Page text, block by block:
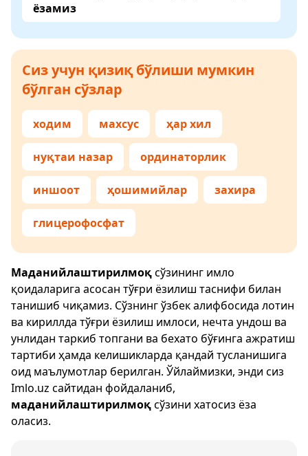
ёзамиз
Сиз учун қизиқ бўлиши мумкин
бўлган сўзлар
ходим махсус ҳар хил
нуқтаи назар ординаторлик
иншоот ҳошимийлар захира
глицерофосфат
Маданийлаштирилмоқсўзининг имло
қоидаларига асосан тўғри ёзилиш таснифи билан
танишиб чиқамиз. Сўзнинг ўзбек алифбосида лотин
ва кириллда тўғри ёзилиш имлоси, нечта ундош ва
унлидан таркиб топгани ва бехато бўғинга ажратиш
тартиби ҳамда келишикларда қандай тусланишига
оид маълумотлар берилган. Ўйлаймизки, энди сиз
Imlo.uz сайтидан фойдаланиб,
маданийлаштирилмоқсўзини хатосиз ёза
оласиз.